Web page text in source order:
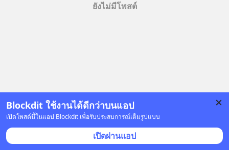
Blockdit ใช้งานได้ดีกว่าบนแอป
เปิดโพสต์นี้ในแอป Blockdit เพื่อรับประสบการณ์เต็มรูปแบบ
เปิดผ่านแอป
ยังไม่มีโพสต์